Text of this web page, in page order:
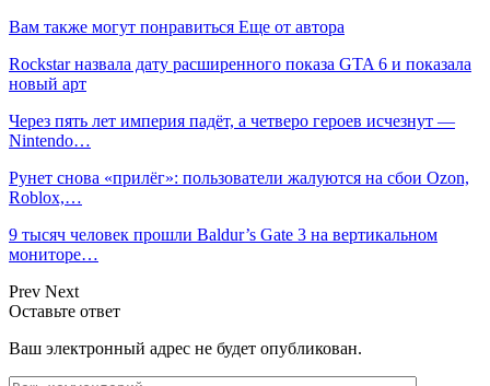
Вам также могут понравиться Еще от автора
Rockstar назвала дату расширенного показа GTA 6 и показала
новый арт
Через пять лет империя падёт, а четверо героев исчезнут —
Nintendo…
Рунет снова «прилёг»: пользователи жалуются на сбои Ozon,
Roblox,…
9 тысяч человек прошли Baldur’s Gate 3 на вертикальном
мониторе…
Prev Next
Оставьте ответ
Ваш электронный адрес не будет опубликован.